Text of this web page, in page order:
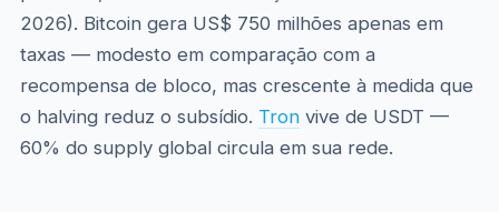
2026). Bitcoin gera US$ 750 milhões apenas em
taxas — modesto em comparação com a
recompensa de bloco, mas crescente à medida que
o halving reduz o subsídio. Tronvive de USDT —
60% do supply global circula em sua rede.